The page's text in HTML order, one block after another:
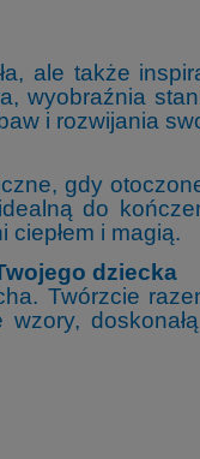
ale także
wyobraźnia
i rozwijania
gdy
do
i magią.
dziecka
Twórzcie